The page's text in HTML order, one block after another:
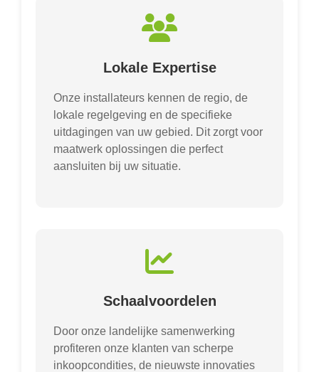
Lokale Expertise
Onze installateurs kennen de regio, de
lokale regelgeving en de specifieke
uitdagingen van uw gebied. Dit zorgt voor
maatwerk oplossingen die perfect
aansluiten bij uw situatie.
Schaalvoordelen
Door onze landelijke samenwerking
profiteren onze klanten van scherpe
inkoopcondities, de nieuwste innovaties